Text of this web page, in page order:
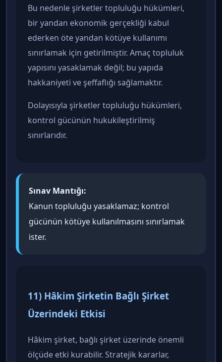
Bu nedenle şirketler topluluğu hükümleri,
bir yandan ekonomik gerçekliği kabul
ederken öte yandan kötüye kullanımı
sınırlamak için getirilmiştir. Amaç topluluk
yapısını yasaklamak değil; bu yapıda
hakkaniyeti ve şeffaflığı sağlamaktır.
Dolayısıyla şirketler topluluğu hükümleri,
kontrol gücünün hukukileştirilmiş
sınırlarıdır.
Sınav Mantığı:
Kanun topluluğu yasaklamaz; kontrol
gücünün kötüye kullanılmasını sınırlamak
ister.
11) Hâkim Şirketin Bağlı Şirket
Üzerindeki Etkisi
Hâkim şirket, bağlı şirket üzerinde önemli
ölçüde etki kurabilir. Stratejik kararlar,